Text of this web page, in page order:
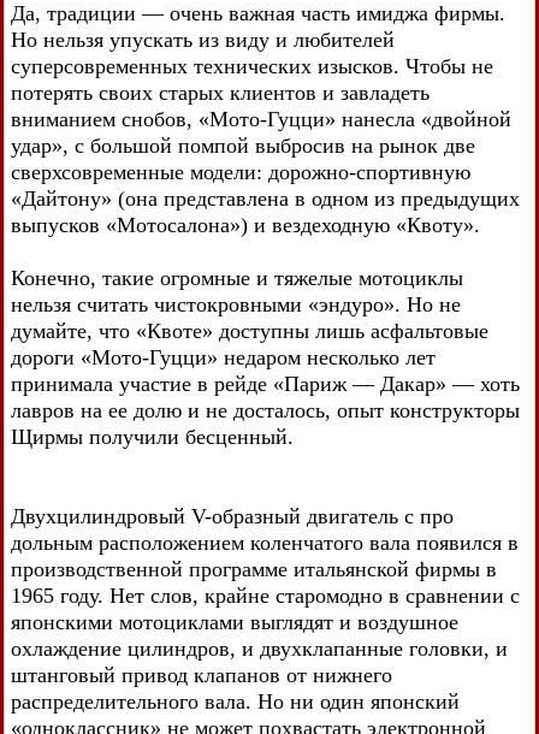
Да, традиции — очень важная часть имиджа фирмы.
Но нельзя упускать из виду и любителей
суперсовременных технических изысков. Чтобы не
потерять своих старых клиентов и завладеть
вниманием снобов, «Мото-Гуцци» нанесла «двойной
удар», с большой помпой выбросив на рынок две
сверхсовременные модели: дорожно-спортивную
«Дайтону» (она представлена в одном из предыдущих
выпусков «Мотосалона») и вездеходную «Квоту».
Конечно, такие огромные и тяжелые мотоциклы
нельзя считать чистокровными «эндуро». Но не
думайте, что «Квоте» доступны лишь асфальтовые
дороги «Мото-Гуцци» недаром несколько лет
принимала участие в рейде «Париж — Дакар» — хоть
лавров на ее долю и не досталось, опыт конструкторы
Щирмы получили бесценный.
Двухцилиндровый V-образный двигатель с про
дольным расположением коленчатого вала появился в
производственной программе итальянской фирмы в
1965 году. Нет слов, крайне старомодно в сравнении с
японскими мотоциклами выглядят и воздушное
охлаждение цилиндров, и двухклапанные головки, и
штанговый привод клапанов от нижнего
распределительного вала. Но ни один японский
«одноклассник» не может похвастать электронной